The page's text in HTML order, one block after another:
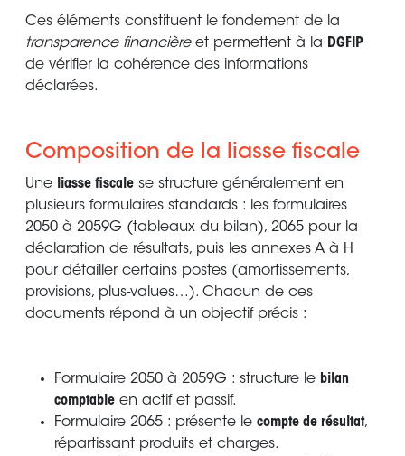
Ces éléments constituent le fondement de la
transparence financièreet permettent à la DGFIP
de vérifier la cohérence des informations
déclarées.
Composition de la liasse fiscale
Une liasse fiscale se structure généralement en
plusieurs formulaires standards : les formulaires
2050 à 2059G (tableaux du bilan), 2065 pour la
déclaration de résultats, puis les annexes A à H
pour détailler certains postes (amortissements,
provisions, plus-values…). Chacun de ces
documents répond à un objectif précis :
Formulaire 2050 à 2059G : structure le bilan
comptable en actif et passif.
Formulaire 2065 : présente le compte de résultat,
répartissant produits et charges.